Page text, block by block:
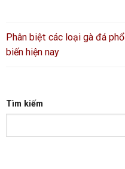
Phân biệt các loại gà đá phổ
biến hiện nay
Tìm kiếm